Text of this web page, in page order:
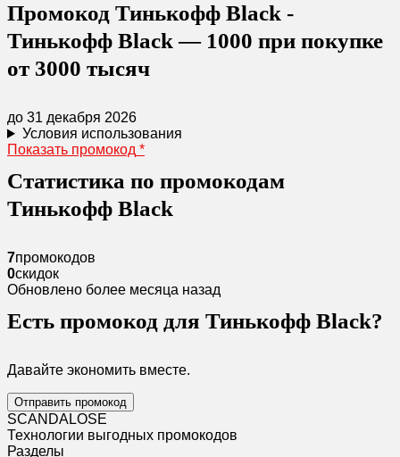
Промокод Тинькофф Black -
Тинькофф Black — 1000 при покупке
от 3000 тысяч
до 31 декабря 2026
Условия использования
Показать промокод *
Статистика по промокодам
Тинькофф Black
7промокодов
0скидок
Обновлено более месяца назад
Есть промокод для Тинькофф Black?
Давайте экономить вместе.
Отправить промокод
SCANDALOSE
Технологии выгодных промокодов
Разделы